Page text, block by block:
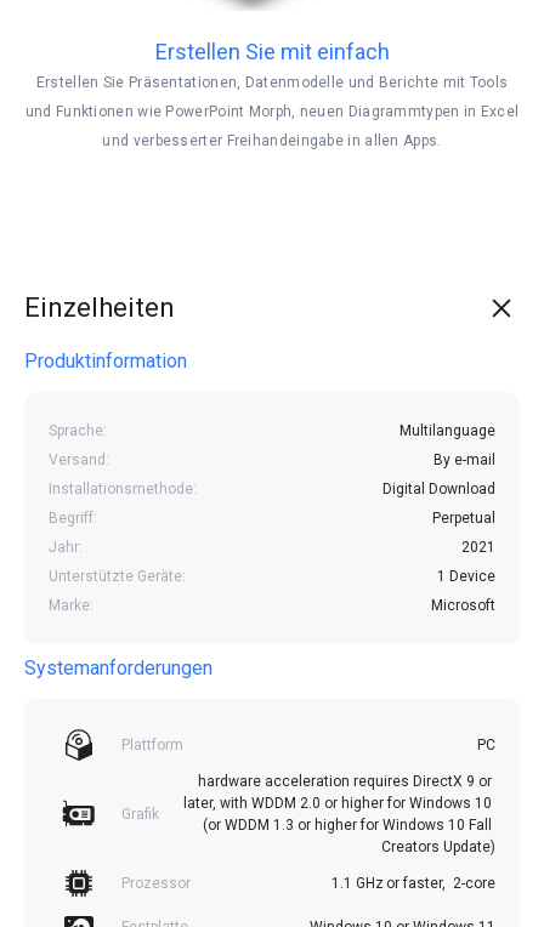
Erstellen Sie mit einfach
Erstellen Sie Präsentationen, Datenmodelle und Berichte mit Tools
und Funktionen wie PowerPoint Morph, neuen Diagrammtypen in Excel
und verbesserter Freihandeingabe in allen Apps.
Einzelheiten
Produktinformation
Sprache:
Multilanguage
Versand:
By e-mail
Installationsmethode:
Digital Download
Begriff:
Perpetual
Jahr:
2021
Unterstützte Geräte:
1 Device
Marke:
Microsoft
Systemanforderungen
Plattform PC
Grafik
hardware acceleration requires DirectX 9 or
later, with WDDM 2.0 or higher for Windows 10
(or WDDM 1.3 or higher for Windows 10 Fall
Creators Update)
Prozessor 1.1 GHz or faster,  2-core